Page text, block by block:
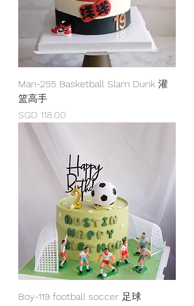
Man-255 Basketball Slam Dunk 灌
篮高手
Price
SGD 118.00
Boy-119 football soccer 足球